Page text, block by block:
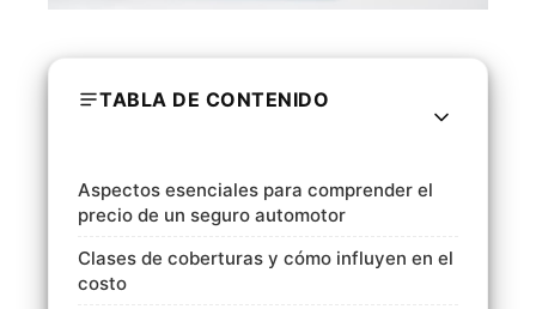
TABLA DE CONTENIDO
Aspectos esenciales para comprender el
precio de un seguro automotor
Clases de coberturas y cómo influyen en el
costo